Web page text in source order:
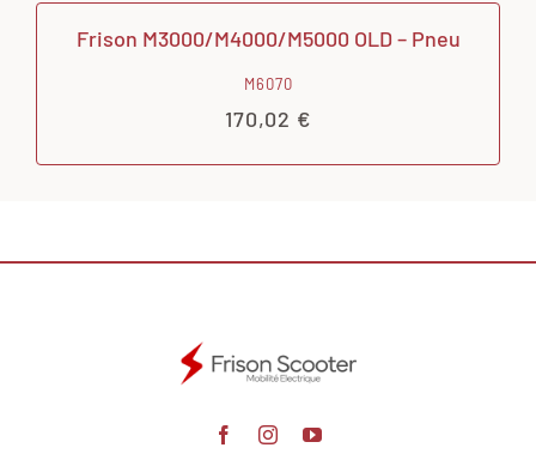
Frison M3000/M4000/M5000 OLD – Pneu
M6070
170,02 €